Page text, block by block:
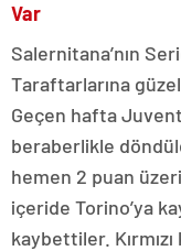
Var
Salernitana’nın
Taraftarlarına
Geçen hafta
beraberlikle
hemen 2 puan
içeride Torino’ya
kaybettiler.